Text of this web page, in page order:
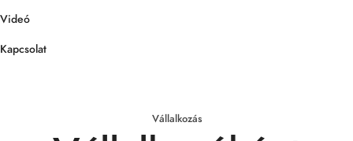
Videó
Kapcsolat
Vállalkozás